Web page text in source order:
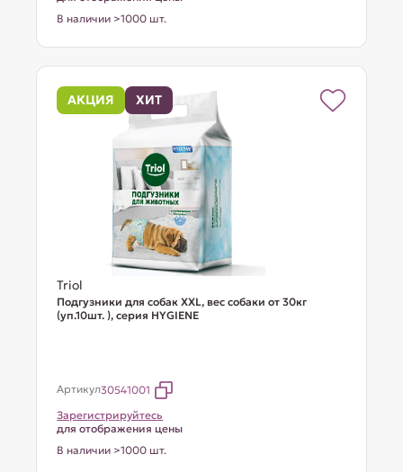
В наличии >1000 шт.
АКЦИЯ ХИТ
Triol
Подгузники для собак XXL, вес собаки от 30кг
(уп.10шт. ), серия HYGIENE
Артикул30541001
Зарегистрируйтесь
для отображения цены
В наличии >1000 шт.